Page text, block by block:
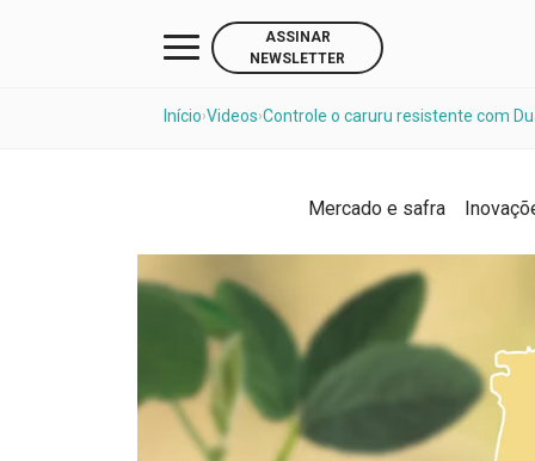
ASSINAR
NEWSLETTER
Início›Videos›Controle o caruru resistente com
Mercado e safra